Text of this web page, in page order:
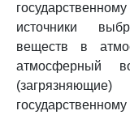
источники
веществ в
атмосферный